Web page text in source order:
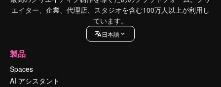
エイター、企業、代理店、スタジオを含む100万人以上が利用し
ています。
日本語
製品
Spaces
AI アシスタント